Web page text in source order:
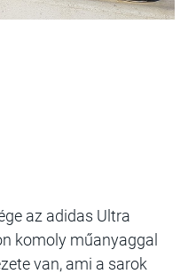
az adidas Ultra
komoly műanyaggal
van, ami a sarok